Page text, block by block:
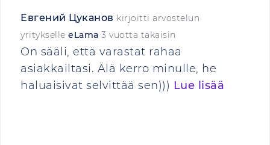
Евгений Цуканов kirjoitti arvostelun
yritykselle eLama 3 vuotta takaisin
On sääli, että varastat rahaa
asiakkailtasi. Älä kerro minulle, he
haluaisivat selvittää sen))) Lue lisää